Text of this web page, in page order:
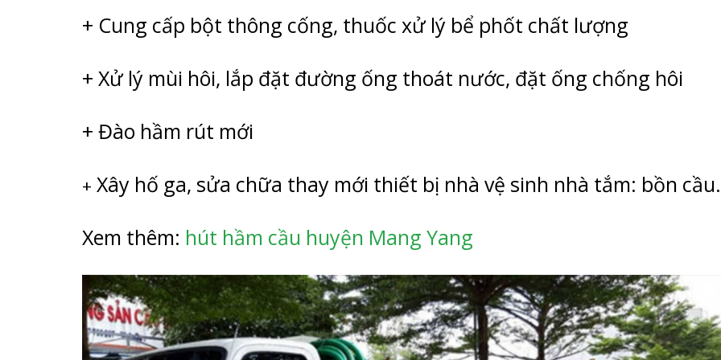
+ Cung cấp bột thông cống, thuốc xử lý bể phốt chất lượng
+ Xử lý mùi hôi, lắp đặt đường ống thoát nước, đặt ống chống hôi
+ Đào hầm rút mới
+ Xây hố ga, sửa chữa thay mới thiết bị nhà vệ sinh nhà tắm: bồn
Xem thêm: hút hầm cầu huyện Mang Yang